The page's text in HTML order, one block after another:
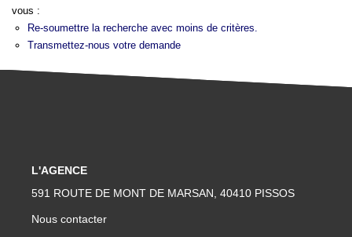
EN
vous :
Re-soumettre la recherche avec moins de critères.
Transmettez-nous votre demande
L'AGENCE
591 ROUTE DE MONT DE MARSAN, 40410 PISSOS
Nous contacter